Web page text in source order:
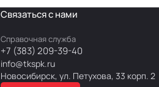
Связаться с нами
Справочная служба
+7 (383) 209-39-40
info@tkspk.ru
Новосибирск, ул. Петухова, 33 корп. 2